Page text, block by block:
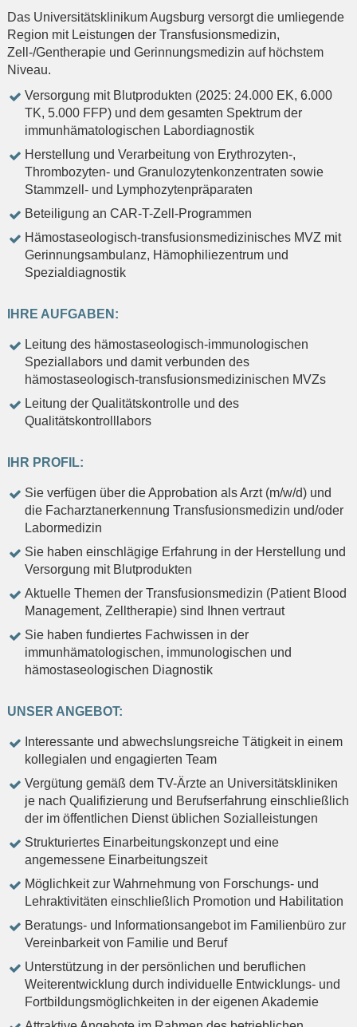
Das Universitätsklinikum Augsburg versorgt die umliegende
Region mit Leistungen der Transfusionsmedizin,
Zell-/Gentherapie und Gerinnungsmedizin auf höchstem
Niveau.
Versorgung mit Blutprodukten (2025: 24.000 EK, 6.000
TK, 5.000 FFP) und dem gesamten Spektrum der
immunhämatologischen Labordiagnostik
Herstellung und Verarbeitung von Erythrozyten-,
Thrombozyten- und Granulozytenkonzentraten sowie
Stammzell- und Lymphozytenpräparaten
Beteiligung an CAR-T-Zell-Programmen
Hämostaseologisch-transfusionsmedizinisches MVZ mit
Gerinnungsambulanz, Hämophiliezentrum und
Spezialdiagnostik
IHRE AUFGABEN:
Leitung des hämostaseologisch-immunologischen
Speziallabors und damit verbunden des
hämostaseologisch-transfusionsmedizinischen MVZs
Leitung der Qualitätskontrolle und des
Qualitätskontrolllabors
IHR PROFIL:
Sie verfügen über die Approbation als Arzt (m/w/d) und
die Facharztanerkennung Transfusionsmedizin und/oder
Labormedizin
Sie haben einschlägige Erfahrung in der Herstellung und
Versorgung mit Blutprodukten
Aktuelle Themen der Transfusionsmedizin (Patient Blood
Management, Zelltherapie) sind Ihnen vertraut
Sie haben fundiertes Fachwissen in der
immunhämatologischen, immunologischen und
hämostaseologischen Diagnostik
UNSER ANGEBOT:
Interessante und abwechslungsreiche Tätigkeit in einem
kollegialen und engagierten Team
Vergütung gemäß dem TV-Ärzte an Universitätskliniken
je nach Qualifizierung und Berufserfahrung einschließlich
der im öffentlichen Dienst üblichen Sozialleistungen
Strukturiertes Einarbeitungskonzept und eine
angemessene Einarbeitungszeit
Möglichkeit zur Wahrnehmung von Forschungs- und
Lehraktivitäten einschließlich Promotion und Habilitation
Beratungs- und Informationsangebot im Familienbüro zur
Vereinbarkeit von Familie und Beruf
Unterstützung in der persönlichen und beruflichen
Weiterentwicklung durch individuelle Entwicklungs- und
Fortbildungsmöglichkeiten in der eigenen Akademie